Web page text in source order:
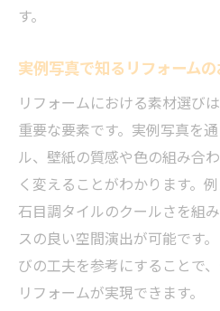
リフォーム実例が教
訣
す。
実例写真で知るリフォーム
リフォームにおける素材選び
重要な要素です。実例写真を
ル、壁紙の質感や色の組み合
く変えることがわかります。
石目調タイルのクールさを組
スの良い空間演出が可能です
びの工夫を参考にすることで
リフォームが実現できます。